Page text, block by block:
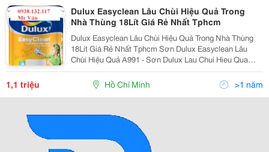
Dulux Easyclean Lâu Chùi Hiệu Quả Trong
Nhà Thùng 18Lít Giá Rẻ Nhất Tphcm
Dulux Easyclean Lâu Chùi Hiệu Quả Trong Nhà Thùng
18Lít Giá Rẻ Nhất Tphcm Sơn Dulux Easyclean Lâu
Chùi Hiệu Quả A991 - Sơn Dulux Lau Chui Hieu Qua
Sơn Dulux Easyclean Lau Chùi Hiệu Quả Cho Phép Lau
Chùi Vết Bẩn Hiệu Quả, Giúp Giữ Tường Nhà Luôn
1,1 triệu Hồ Chí Minh >1 năm